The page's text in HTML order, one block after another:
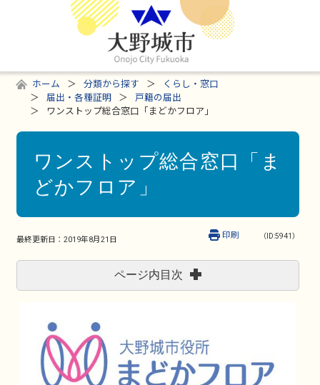
ホーム 分類から探す
くらし・窓口
届出・各種証明
戸籍の届出
ワンストップ総合窓口「まどかフロア」
ワンストップ総合窓口「ま
どかフロア」
最終更新日： 2019年8月21日 （ID:5941）
印刷
ページ内目次